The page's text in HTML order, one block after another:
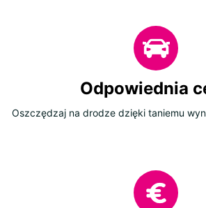
Odpowiednia
Oszczędzaj na drodze dzięki taniemu